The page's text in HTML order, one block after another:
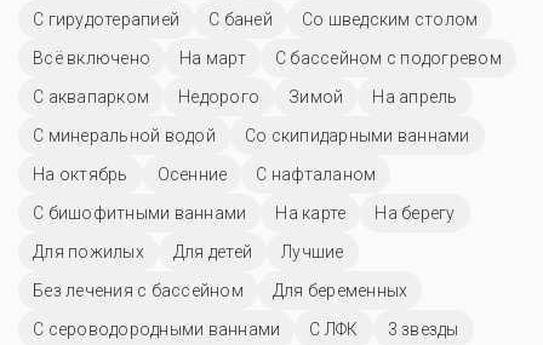
С гирудотерапией
С баней
Со шведским столом
Всё включено
На март
С бассейном с подогревом
С аквапарком
Недорого Зимой
На апрель
С минеральной водой
Со скипидарными ваннами
На октябрь
Осенние
С нафталаном
С бишофитными ваннами
На карте
На берегу
Для пожилых
Для детей
Лучшие
Без лечения с бассейном
Для беременных
С сероводородными ваннами
С ЛФК
3 звезды